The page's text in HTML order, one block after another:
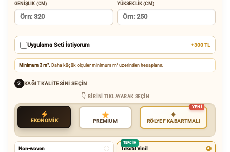
GENIŞLIK (CM) YÜKSEKLIK (CM)
Uygulama Seti İstiyorum +300 TL
Minimum 3 m². Daha küçük ölçüler minimum m² üzerinden hesaplanır.
2 KAĞIT KALITESINI SEÇIN
BIRINI TIKLAYARAK SEÇIN
EKONOMİK PREMIUM
✦
RÖLYEF KABARTMALI
Non-woven
TERCIH
Tekstil Vinil